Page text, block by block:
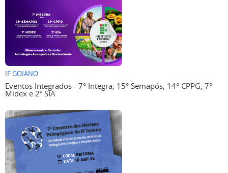
IF GOIANO
Eventos Integrados - 7° Integra, 15° Semapós, 14° CPPG, 7°
Midex e 2ª SIA